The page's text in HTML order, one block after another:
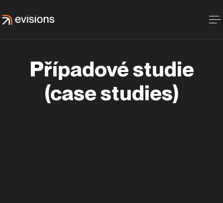
Případové studie
(case studies)